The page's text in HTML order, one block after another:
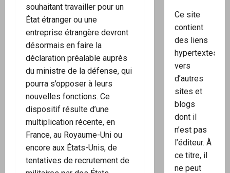
souhaitant travailler pour un
État étranger ou une
entreprise étrangère devront
désormais en faire la
déclaration préalable auprès
du ministre de la défense, qui
pourra s’opposer à leurs
nouvelles fonctions. Ce
dispositif résulte d’une
multiplication récente, en
France, au Royaume-Uni ou
encore aux États-Unis, de
tentatives de recrutement de
Ce site
contient
des liens
hypertextes
vers
d’autres
sites et
blogs
dont il
n’est pas
l’éditeur. À
ce titre, il
ne peut